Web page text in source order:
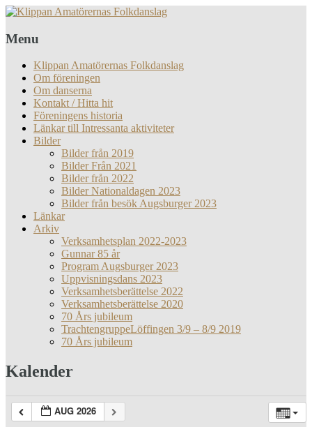
Menu
Klippan Amatörernas Folkdanslag
Om föreningen
Om danserna
Kontakt / Hitta hit
Föreningens historia
Länkar till Intressanta aktiviteter
Bilder
Bilder från 2019
Bilder Från 2021
Bilder från 2022
Bilder Nationaldagen 2023
Bilder från besök Augsburger 2023
Länkar
Arkiv
Verksamhetsplan 2022-2023
Gunnar 85 år
Program Augsburger 2023
Uppvisningsdans 2023
Verksamhetsberättelse 2022
Verksamhetsberättelse 2020
70 Års jubileum
TrachtengruppeLöffingen 3/9 – 8/9 2019
70 Års jubileum
Kalender
AUG 2026